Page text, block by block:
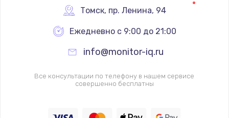
Томск, пр. Ленина, 94
Ежедневно с 9:00 до 21:00
info@monitor-iq.ru
Все консультации по телефону в нашем сервисе
совершенно бесплатны